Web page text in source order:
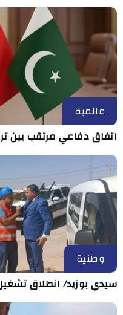
عالمية
اتفاق دفاعي مرتقب بين
وطنية
سيدي بوزيد/ انطلاق